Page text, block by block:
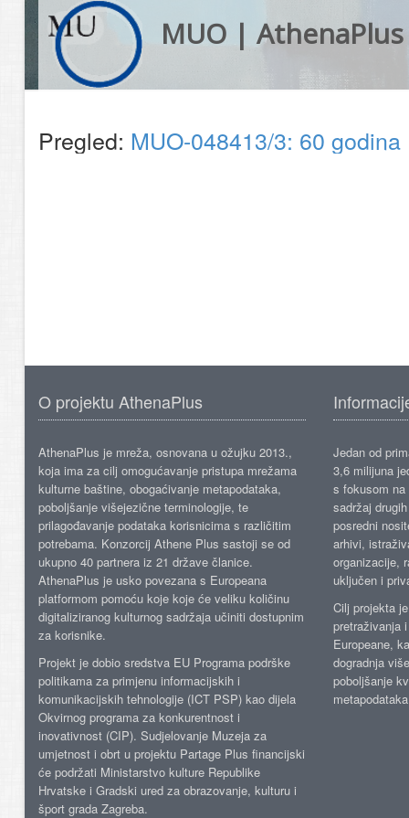
MUO | AthenaPlus
Pregled: MUO-048413/3: 60
O projektu AthenaPlus
AthenaPlus je mreža, osnovana u ožujku 2013.,
koja ima za cilj omogućavanje pristupa mrežama
kulturne baštine, obogaćivanje metapodataka,
poboljšanje višejezične terminologije, te
prilagođavanje podataka korisnicima s različitim
potrebama. Konzorcij Athene Plus sastoji se od
ukupno 40 partnera iz 21 države članice.
AthenaPlus je usko povezana s Europeana
platformom pomoću koje koje će veliku količinu
digitaliziranog kulturnog sadržaja učiniti dostupnim
za korisnike.
Projekt je dobio sredstva EU Programa podrške
politikama za primjenu informacijskih i
komunikacijskih tehnologije (ICT PSP) kao dijela
Okvirnog programa za konkurentnost i
inovativnost (CIP). Sudjelovanje Muzeja za
umjetnost i obrt u projektu Partage Plus financijski
će podržati Ministarstvo kulture Republike
Hrvatske i Gradski ured za obrazovanje, kulturu i
šport grada Zagreba.
Jedan od
3,6 milijuna
s fokusom
sadržaj
posredni
arhivi,
organizacije,
uključen i
Cilj projekta
pretraživanja
Europeane,
dogradnja
poboljšanje